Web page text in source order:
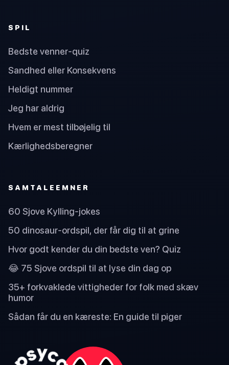
SPIL
Bedste venner-quiz
Sandhed eller Konsekvens
Heldigt nummer
Jeg har aldrig
Hvem er mest tilbøjelig til
Kærlighedsberegner
SAMTALEEMNER
60 Sjove Kylling-jokes
50 dinosaur-ordspil, der får dig til at grine
Hvor godt kender du din bedste ven? Quiz
😂 75 Sjove ordspil til at lyse din dag op
35+ forkvaklede vittigheder for folk med skæv
humor
Sådan får du en kæreste: En guide til piger